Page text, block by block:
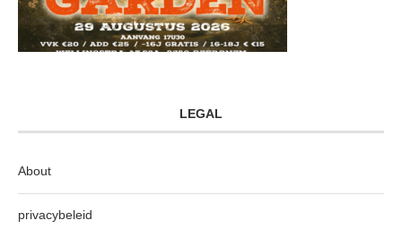
LEGAL
About
privacybeleid